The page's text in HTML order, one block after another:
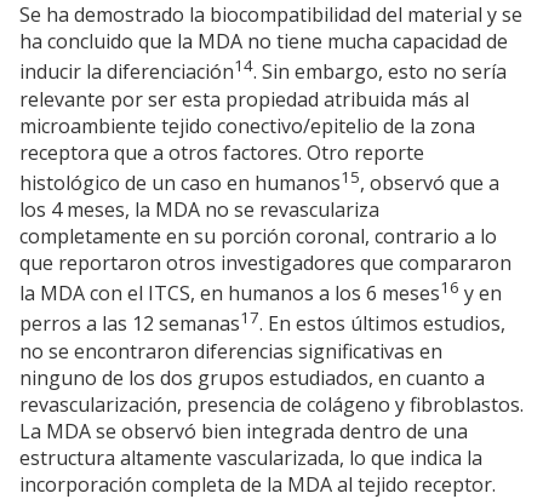
Se ha demostrado la biocompatibilidad del material y se
ha concluido que la MDA no tiene mucha capacidad de
inducir la diferenciación14. Sin embargo, esto no sería
relevante por ser esta propiedad atribuida más al
microambiente tejido conectivo/epitelio de la zona
receptora que a otros factores. Otro reporte
histológico de un caso en humanos15, observó que a
los 4 meses, la MDA no se revasculariza
completamente en su porción coronal, contrario a lo
que reportaron otros investigadores que compararon
la MDA con el ITCS, en humanos a los 6 meses16 y en
perros a las 12 semanas17. En estos últimos estudios,
no se encontraron diferencias significativas en
ninguno de los dos grupos estudiados, en cuanto a
revascularización, presencia de colágeno y fibroblastos.
La MDA se observó bien integrada dentro de una
estructura altamente vascularizada, lo que indica la
incorporación completa de la MDA al tejido receptor.